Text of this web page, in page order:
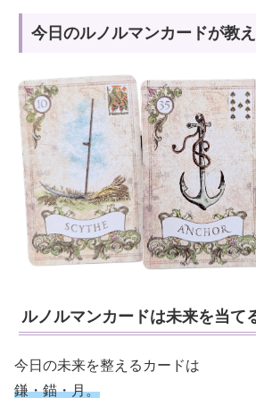
今日のルノルマンカードが教
ルノルマンカードは未来を当て
今日の未来を整えるカードは
鎌・錨・月。